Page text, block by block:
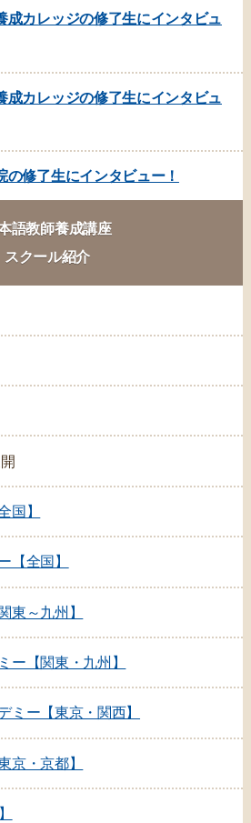
成カレッジの修了生にインタビュ
成カレッジの修了生にインタビュ
の修了生にインタビュー！
語教師養成講座
スクール紹介
国】
【全国】
東～九州】
ー【関東・九州】
ミー【東京・関西】
京・京都】